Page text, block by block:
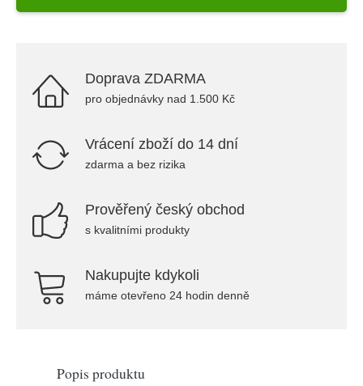
Doprava ZDARMA
pro objednávky nad 1.500 Kč
Vrácení zboží do 14 dní
zdarma a bez rizika
Prověřený český obchod
s kvalitními produkty
Nakupujte kdykoli
máme otevřeno 24 hodin denně
Popis produktu